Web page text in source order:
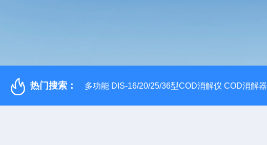
热门搜索： 多功能 DIS-16/20/25/36型COD消解仪 COD消解器